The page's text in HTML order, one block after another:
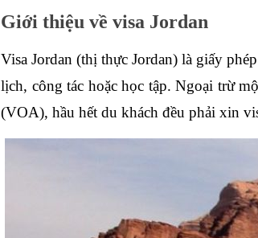
Giới thiệu về visa Jordan
Visa Jordan (thị thực Jordan) là giấy
lịch, công tác hoặc học tập. Ngoại trừ
(VOA), hầu hết du khách đều phải xin